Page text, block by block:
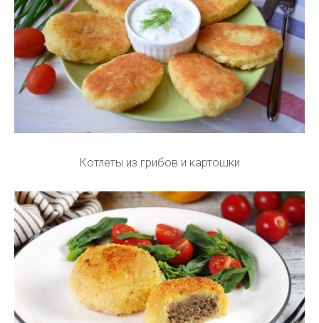
Котлеты из грибов и картошки